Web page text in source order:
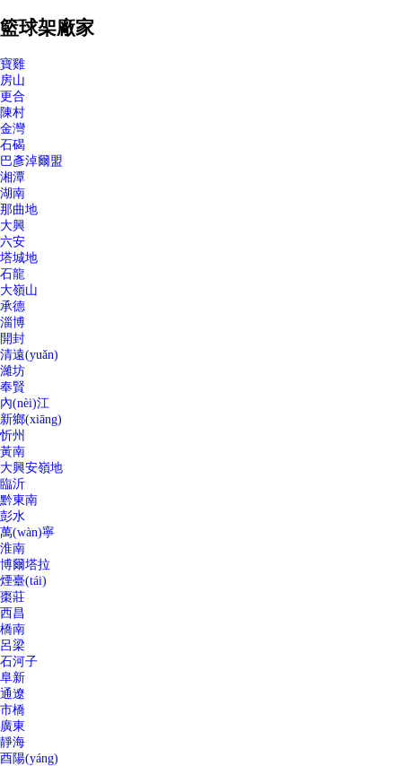
籃球架廠家
寶雞
房山
更合
陳村
金灣
石碣
巴彥淖爾盟
湘潭
湖南
那曲地
大興
六安
塔城地
石龍
大嶺山
承德
淄博
開封
清遠(yuǎn)
濰坊
奉賢
內(nèi)江
新鄉(xiāng)
忻州
黃南
大興安嶺地
臨沂
黔東南
彭水
萬(wàn)寧
淮南
博爾塔拉
煙臺(tái)
棗莊
西昌
橋南
呂梁
石河子
阜新
通遼
市橋
廣東
靜海
酉陽(yáng)